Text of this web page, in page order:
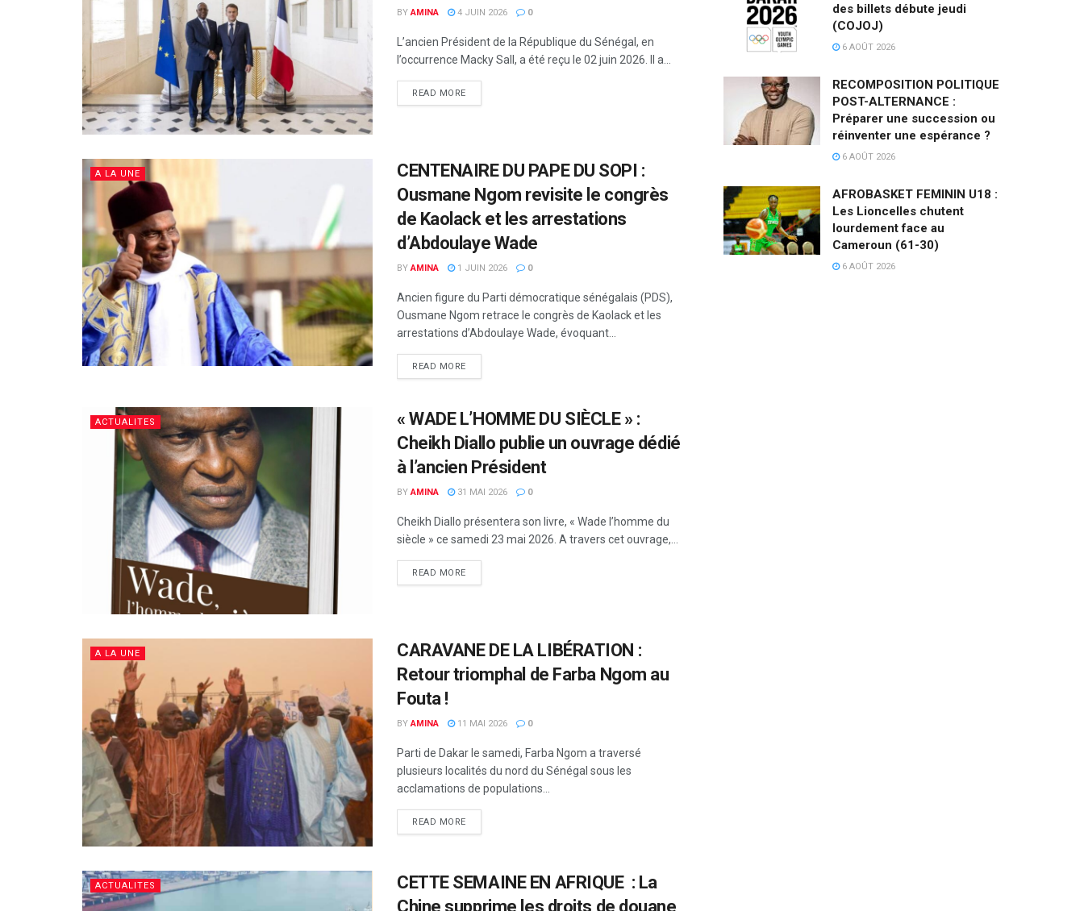
BY AMINA 4 JUIN 2026 0
L’ancien Président de la République du Sénégal, en
l’occurrence Macky Sall, a été reçu le 02 juin 2026. Il a...
READ MORE
A LA UNE
CENTENAIRE DU PAPE DU SOPI :
Ousmane Ngom revisite le congrès
de Kaolack et les arrestations
d’Abdoulaye Wade
BY AMINA 1 JUIN 2026 0
Ancien figure du Parti démocratique sénégalais (PDS),
Ousmane Ngom retrace le congrès de Kaolack et les
arrestations d’Abdoulaye Wade, évoquant...
READ MORE
ACTUALITES
« WADE L’HOMME DU SIÈCLE » :
Cheikh Diallo publie un ouvrage dédié
à l’ancien Président
BY AMINA 31 MAI 2026 0
Cheikh Diallo présentera son livre, « Wade l’homme du
siècle » ce samedi 23 mai 2026. A travers cet ouvrage,...
READ MORE
A LA UNE
CARAVANE DE LA LIBÉRATION :
Retour triomphal de Farba Ngom au
Fouta !
BY AMINA 11 MAI 2026 0
Parti de Dakar le samedi, Farba Ngom a traversé
plusieurs localités du nord du Sénégal sous les
acclamations de populations...
READ MORE
ACTUALITES
CETTE SEMAINE EN AFRIQUE : La
Chine supprime les droits de douane
des billets débute jeudi
(COJOJ)
6 AOÛT 2026
RECOMPOSITION POLITIQUE
POST-ALTERNANCE :
Préparer une succession ou
réinventer une espérance ?
6 AOÛT 2026
AFROBASKET FEMININ U18 :
Les Lioncelles chutent
lourdement face au
Cameroun (61-30)
6 AOÛT 2026